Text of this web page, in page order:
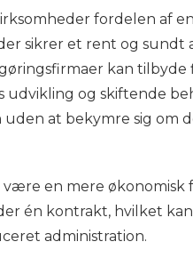
fordelen af
sikrer et rent og sundt
kan tilbyde
udvikling og skiftende
at bekymre sig om
en mere økonomisk
én kontrakt, hvilket
administration.